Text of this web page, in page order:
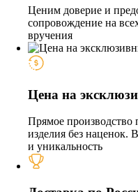
Ценим доверие и
сопровождение на
вручения
Цена на
Прямое производство
изделия без наценок.
и уникальность